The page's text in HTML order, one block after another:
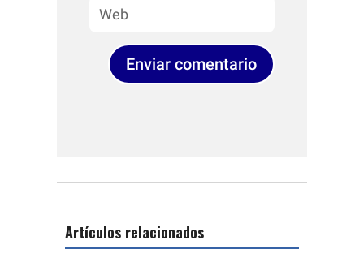
Enviar comentario
Artículos relacionados